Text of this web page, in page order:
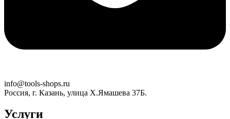
info@tools-shops.ru
Россия, г. Казань, улица Х.Ямашева 37Б.
Услуги